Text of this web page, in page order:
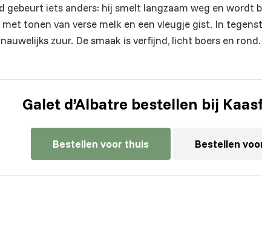
gebeurt iets anders: hij smelt langzaam weg en wordt
met tonen van verse melk en een vleugje gist. In
zuur. De smaak is verfijnd, licht boers en rond.
Galet d’Albatre bestellen bij
Bestellen voor thuis Bestellen